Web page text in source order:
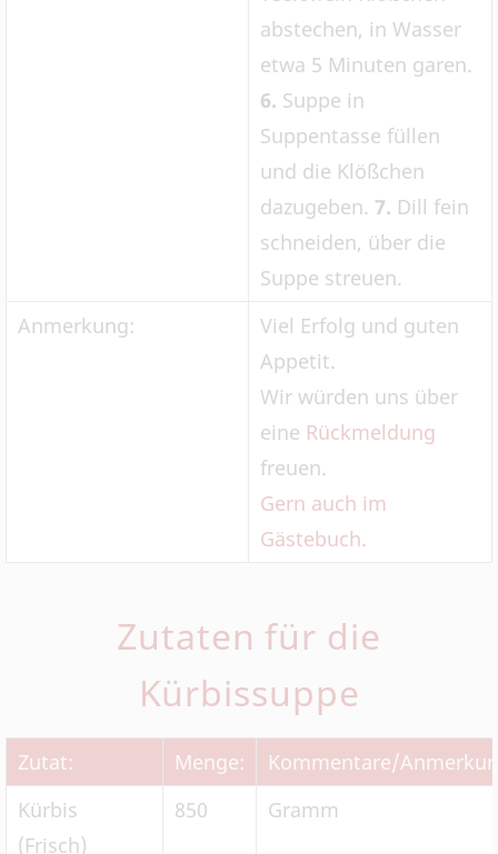
abstechen, in Wasser
etwa 5 Minuten garen.
6. Suppe in
Suppentasse füllen
und die Klößchen
dazugeben. 7. Dill fein
schneiden, über die
Suppe streuen.
Anmerkung:
Viel Erfolg und guten
Appetit.
Wir würden uns über
eine Rückmeldung
freuen.
Gern auch im
Gästebuch.
Zutaten für die
Kürbissuppe
Zutat: Menge:
Kommentare/
Kürbis
(Frisch)
850 Gramm